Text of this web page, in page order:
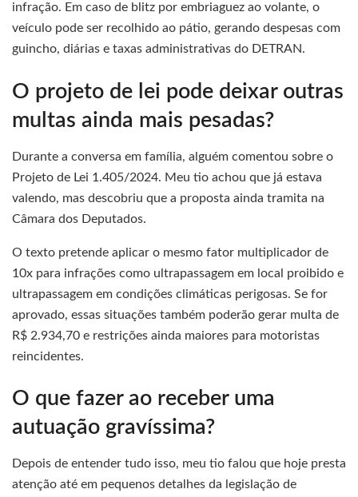
infração. Em caso de blitz por embriaguez ao volante, o
veículo pode ser recolhido ao pátio, gerando despesas com
guincho, diárias e taxas administrativas do DETRAN.
O projeto de lei pode deixar outras
multas ainda mais pesadas?
Durante a conversa em família, alguém comentou sobre o
Projeto de Lei 1.405/2024. Meu tio achou que já estava
valendo, mas descobriu que a proposta ainda tramita na
Câmara dos Deputados.
O texto pretende aplicar o mesmo fator multiplicador de
10x para infrações como ultrapassagem em local proibido e
ultrapassagem em condições climáticas perigosas. Se for
aprovado, essas situações também poderão gerar multa de
R$ 2.934,70 e restrições ainda maiores para motoristas
reincidentes.
O que fazer ao receber uma
autuação gravíssima?
Depois de entender tudo isso, meu tio falou que hoje presta
atenção até em pequenos detalhes da legislação de